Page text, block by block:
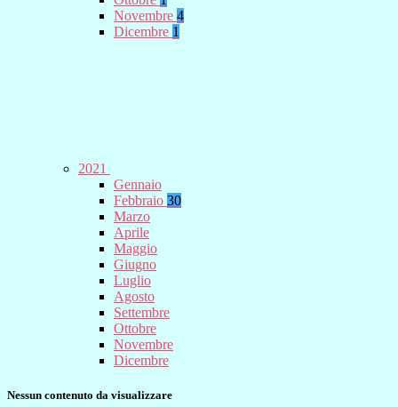
Novembre 4
Dicembre 1
2021
Gennaio
Febbraio 30
Marzo
Aprile
Maggio
Giugno
Luglio
Agosto
Settembre
Ottobre
Novembre
Dicembre
Nessun contenuto da visualizzare